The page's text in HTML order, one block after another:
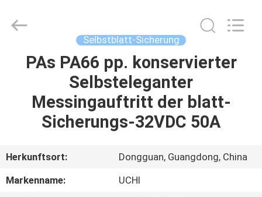
HAUS
PRODUKTE
SHOW
Co.,Ltd.
Selbstblatt-Sicherung
PAs PA66 pp. konservierter
Selbsteleganter
Messingauftritt der blatt-
Sicherungs-32VDC 50A
Herkunftsort:
Dongguan, Guangdong, China
Markenname:
UCHI